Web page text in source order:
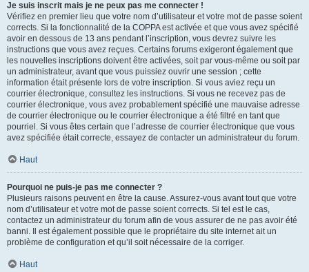
Je suis inscrit mais je ne peux pas me connecter !
Vérifiez en premier lieu que votre nom d’utilisateur et votre mot de passe soient
corrects. Si la fonctionnalité de la COPPA est activée et que vous avez spécifié
avoir en dessous de 13 ans pendant l’inscription, vous devrez suivre les
instructions que vous avez reçues. Certains forums exigeront également que
les nouvelles inscriptions doivent être activées, soit par vous-même ou soit par
un administrateur, avant que vous puissiez ouvrir une session ; cette
information était présente lors de votre inscription. Si vous aviez reçu un
courrier électronique, consultez les instructions. Si vous ne recevez pas de
courrier électronique, vous avez probablement spécifié une mauvaise adresse
de courrier électronique ou le courrier électronique a été filtré en tant que
pourriel. Si vous êtes certain que l’adresse de courrier électronique que vous
avez spécifiée était correcte, essayez de contacter un administrateur du forum.
Haut
Pourquoi ne puis-je pas me connecter ?
Plusieurs raisons peuvent en être la cause. Assurez-vous avant tout que votre
nom d’utilisateur et votre mot de passe soient corrects. Si tel est le cas,
contactez un administrateur du forum afin de vous assurer de ne pas avoir été
banni. Il est également possible que le propriétaire du site internet ait un
problème de configuration et qu’il soit nécessaire de la corriger.
Haut